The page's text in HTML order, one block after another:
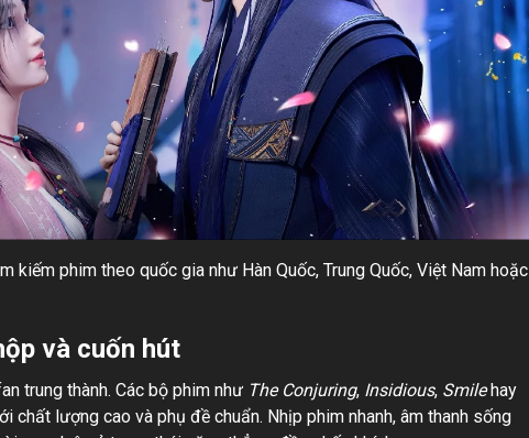
kiếm phim theo quốc gia như Hàn Quốc, Trung Quốc, Việt Nam hoặc
và cuốn hút
trung thành. Các bộ phim như The Conjuring, Insidious, Smilehay
chất lượng cao và phụ đề chuẩn. Nhịp phim nhanh, âm thanh sống